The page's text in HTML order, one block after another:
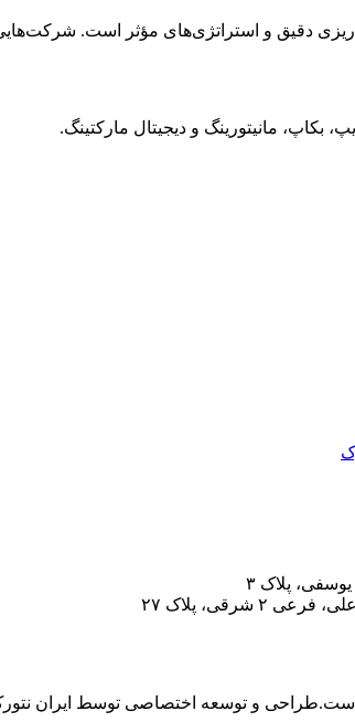
دقیق و استراتژی‌های مؤثر است. شرکت‌هایی
بکاپ، مانیتورینگ و دیجیتال مارکتینگ.
پلاک ۳
شرقی، پلاک ۲۷
طراحی و توسعه اختصاصی توسط ایران